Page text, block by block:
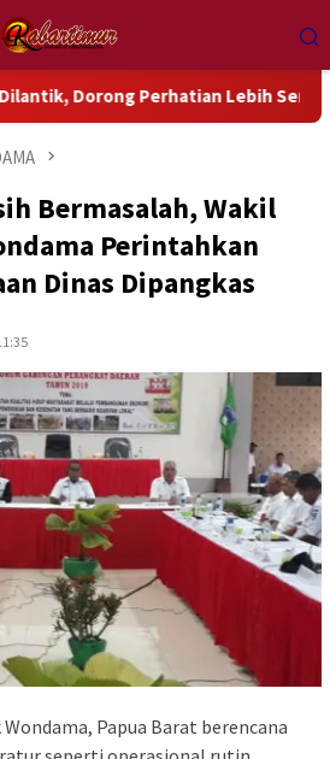
Perhatian Lebih Serius Terhadap
Bermasalah, Wakil
Perintahkan
Dinas Dipangkas
Papua Barat berencana